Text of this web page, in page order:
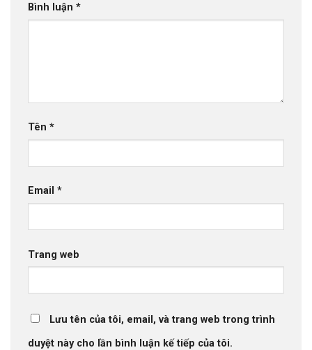
Bình luận *
Tên *
Email *
Trang web
Lưu tên của tôi, email, và trang web trong trình
duyệt này cho lần bình luận kế tiếp của tôi.